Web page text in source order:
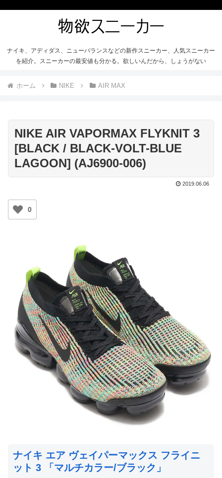
ナイキ、アディダス、ニューバランスなどの新作スニーカー、人気スニーカー
を紹介。スニーカーの最安値も分かる。欲しいんだから、しょうがない
ホーム NIKE AIR MAX
NIKE AIR VAPORMAX FLYKNIT 3
[BLACK / BLACK-VOLT-BLUE
LAGOON] (AJ6900-006)
2019.06.06
0
ナイキ エア ヴェイパーマックス フライニ
ット 3 「マルチカラー/ブラック」